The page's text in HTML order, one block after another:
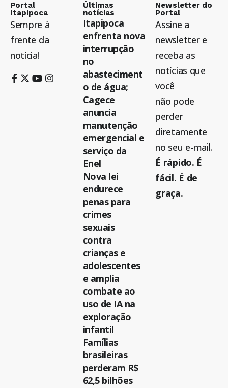
Portal
Itapipoca
Sempre à
frente da
notícia!
Últimas
notícias
Itapipoca
enfrenta nova
interrupção
no
abasteciment
o de água;
Cagece
anuncia
manutenção
emergencial e
serviço da
Enel
Nova lei
endurece
penas para
crimes
sexuais
contra
crianças e
adolescentes
e amplia
combate ao
uso de IA na
exploração
infantil
Famílias
brasileiras
perderam R$
62,5 bilhões
Newsletter do
Portal
Assine a
newsletter e
receba as
notícias que
você
não pode
perder
diretamente
no seu e-mail.
É rápido. É
fácil. É de
graça.